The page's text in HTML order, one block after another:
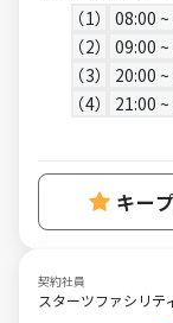
1
08:00
2 09:00
3 20:00
4 21:00
キー
契約社員
スターツファシリテ